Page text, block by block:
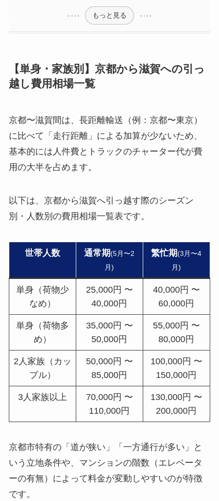
もっと見る
【単身・家族別】京都から滋賀への引っ
越し費用相場一覧
京都〜滋賀間は、長距離輸送（例：京都〜東京）
に比べて「走行距離」による加算が少ないため、
基本的には人件費とトラックのチャーター代が費
用の大半を占めます。
以下は、京都から滋賀へ引っ越す際のシーズン
別・人数別の費用相場一覧表です。
世帯人数 通常期(5月〜2
月)
繁忙期(3月〜4
月)
単身（荷物少
なめ）
25,000円 〜
40,000円
40,000円 〜
60,000円
単身（荷物多
め）
35,000円 〜
50,000円
55,000円 〜
80,000円
2人家族（カッ
プル）
50,000円 〜
85,000円
100,000円 〜
150,000円
3人家族以上
70,000円 〜
110,000円
130,000円 〜
200,000円
京都市特有の「道が狭い」「一方通行が多い」と
いう立地条件や、マンションの階数（エレベータ
ーの有無）によって料金が変動しやすいのが特徴
です。